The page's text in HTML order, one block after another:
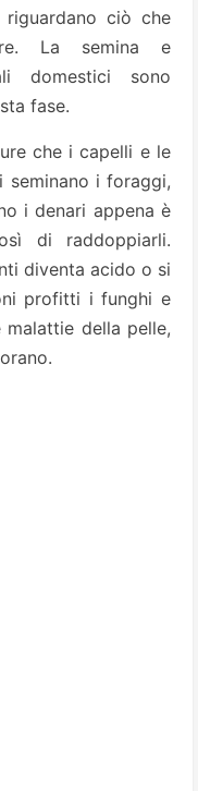
ciò che
La semina e
domestici sono
fase.
che i capelli e le
seminano i foraggi,
i denari appena è
di raddoppiarli.
diventa acido o si
profitti i funghi e
della pelle,